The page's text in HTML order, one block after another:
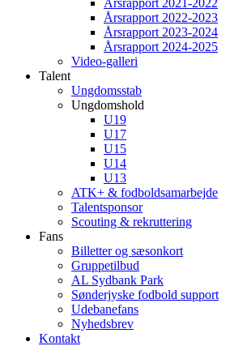
Årsrapport 2021-2022
Årsrapport 2022-2023
Årsrapport 2023-2024
Årsrapport 2024-2025
Video-galleri
Talent
Ungdomsstab
Ungdomshold
U19
U17
U15
U14
U13
ATK+ & fodboldsamarbejde
Talentsponsor
Scouting & rekruttering
Fans
Billetter og sæsonkort
Gruppetilbud
AL Sydbank Park
Sønderjyske fodbold support
Udebanefans
Nyhedsbrev
Kontakt